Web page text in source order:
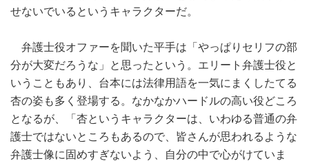
せないでいるというキャラクターだ。
弁護士役オファーを聞いた平手は「やっぱりセリフの部
分が大変だろうな」と思ったという。エリート弁護士役と
いうこともあり、台本には法律用語を一気にまくしたてる
杏の姿も多く登場する。なかなかハードルの高い役どころ
となるが、「杏というキャラクターは、いわゆる普通の弁
護士ではないところもあるので、皆さんが思われるような
弁護士像に固めすぎないよう、自分の中で心がけていま